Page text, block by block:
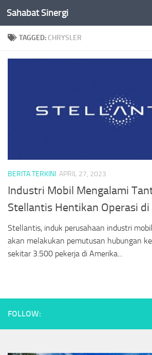
Skip to content
Sahabat Sinergi
TAGGED: CHRYSLER
BERITA TERKINI APRIL 27, 2023
Industri Mobil Mengalami
Stellantis Hentikan Operasi
Stellantis, induk perusahaan industri
akan melakukan pemutusan hubungan
sekitar 3.500 pekerja di Amerika...
FOLLOW: